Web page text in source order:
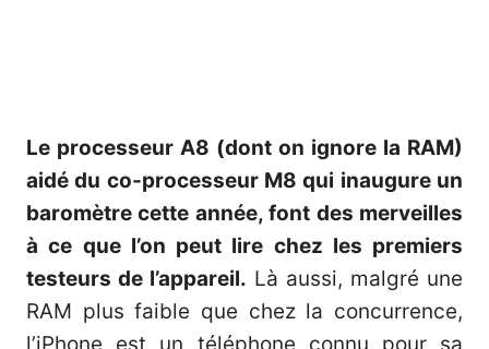
Le processeur A8 (dont on ignore la RAM)
aidé du co-processeur M8 qui inaugure un
baromètre cette année, font des merveilles
à ce que l’on peut lire chez les premiers
testeurs de l’appareil. Là aussi, malgré une
RAM plus faible que chez la concurrence,